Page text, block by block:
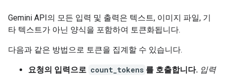
Gemini API의 모든 입력 및 출력은 텍스트, 이미지 파일, 기
타 텍스트가 아닌 양식을 포함하여 토큰화됩니다.
다음과 같은 방법으로 토큰을 집계할 수 있습니다.
요청의 입력으로 count_tokens 를 호출합니다. 입력